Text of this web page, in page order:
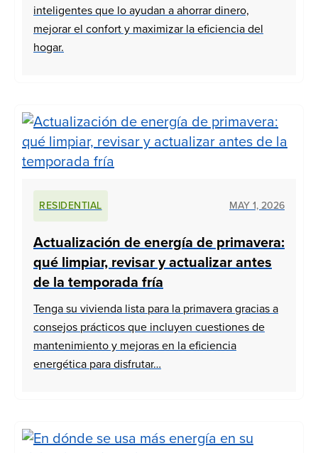
inteligentes que lo ayudan a ahorrar dinero,
mejorar el confort y maximizar la eficiencia del
hogar.
RESIDENTIAL MAY 1, 2026
Actualización de energía de primavera:
qué limpiar, revisar y actualizar antes
de la temporada fría
Tenga su vivienda lista para la primavera gracias a
consejos prácticos que incluyen cuestiones de
mantenimiento y mejoras en la eficiencia
energética para disfrutar…